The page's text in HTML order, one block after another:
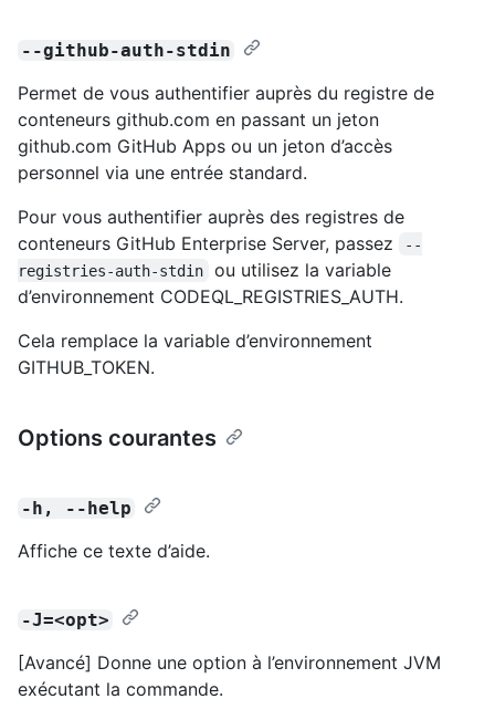
--github-auth-stdin
Permet de vous authentifier auprès du registre de
conteneurs github.com en passant un jeton
github.com GitHub Apps ou un jeton d’accès
personnel via une entrée standard.
Pour vous authentifier auprès des registres de
conteneurs GitHub Enterprise Server, passez
--
registries-auth-stdin
ou utilisez la variable
d’environnement CODEQL_REGISTRIES_AUTH.
Cela remplace la variable d’environnement
GITHUB_TOKEN.
Options courantes
-h, --help
Affiche ce texte d’aide.
-J=<opt>
[Avancé] Donne une option à l’environnement JVM
exécutant la commande.